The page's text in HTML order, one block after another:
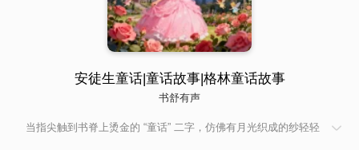
安徒生童话|童话故事|格林童话故事
书舒有声
当指尖触到书脊上烫金的 “童话” 二字，仿佛有月光织成的纱轻轻